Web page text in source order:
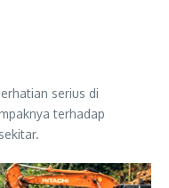
serius di
terhadap